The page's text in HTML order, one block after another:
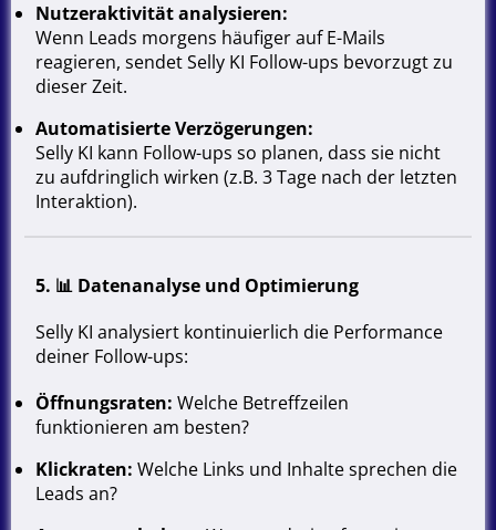
Nutzeraktivität analysieren:
Wenn Leads morgens häufiger auf E-Mails
reagieren, sendet Selly KI Follow-ups bevorzugt zu
dieser Zeit.
Automatisierte Verzögerungen:
Selly KI kann Follow-ups so planen, dass sie nicht
zu aufdringlich wirken (z.B. 3 Tage nach der letzten
Interaktion).
5. 📊 Datenanalyse und Optimierung
Selly KI analysiert kontinuierlich die Performance
deiner Follow-ups:
Öffnungsraten: Welche Betreffzeilen
funktionieren am besten?
Klickraten: Welche Links und Inhalte sprechen die
Leads an?